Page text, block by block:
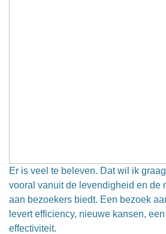
Er is veel te beleven. Dat wil ik
vooral vanuit de levendigheid en de
aan bezoekers biedt. Een bezoek
levert efficiency, nieuwe kansen,
effectiviteit.